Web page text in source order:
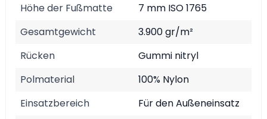
Höhe der Fußmatte
7 mm ISO 1765
Gesamtgewicht
3.900 gr/m²
Rücken
Gummi nitryl
Polmaterial
100% Nylon
Einsatzbereich
Für den Außeneinsatz